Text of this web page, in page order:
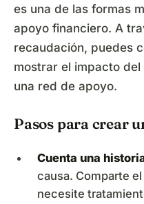
es una de las formas
apoyo financiero. A
recaudación, puedes
mostrar el impacto
una red de apoyo.
Pasos para crear
Cuenta una
causa. Comparte
necesite